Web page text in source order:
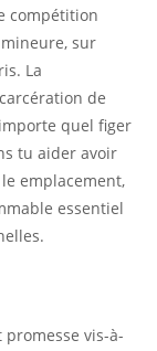
compétition
sur
La
de
quel figer
tu aider avoir
emplacement,
essentiel
vis-à-